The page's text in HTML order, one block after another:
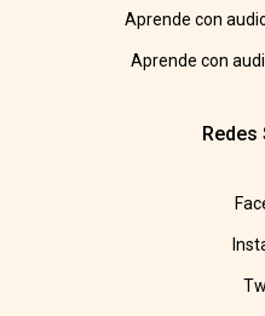
Aprende con
Aprende con
Redes